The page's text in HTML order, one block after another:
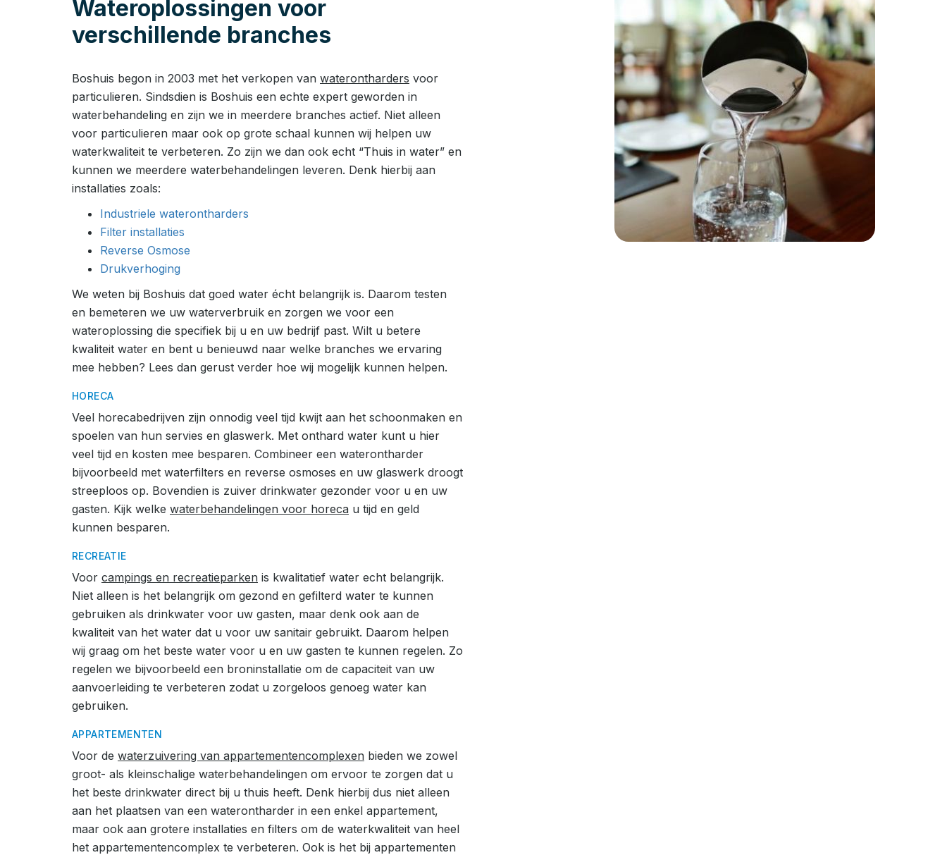
Wateroplossingen voor
verschillende branches
Boshuis begon in 2003 met het verkopen van waterontharders voor
particulieren. Sindsdien is Boshuis een echte expert geworden in
waterbehandeling en zijn we in meerdere branches actief. Niet alleen
voor particulieren maar ook op grote schaal kunnen wij helpen uw
waterkwaliteit te verbeteren. Zo zijn we dan ook echt “Thuis in water” en
kunnen we meerdere waterbehandelingen leveren. Denk hierbij aan
installaties zoals:
Industriele waterontharders
Filter installaties
Reverse Osmose
Drukverhoging
We weten bij Boshuis dat goed water écht belangrijk is. Daarom testen
en bemeteren we uw waterverbruik en zorgen we voor een
wateroplossing die specifiek bij u en uw bedrijf past. Wilt u betere
kwaliteit water en bent u benieuwd naar welke branches we ervaring
mee hebben? Lees dan gerust verder hoe wij mogelijk kunnen helpen.
HORECA
Veel horecabedrijven zijn onnodig veel tijd kwijt aan het schoonmaken en
spoelen van hun servies en glaswerk. Met onthard water kunt u hier
veel tijd en kosten mee besparen. Combineer een waterontharder
bijvoorbeeld met waterfilters en reverse osmoses en uw glaswerk droogt
streeploos op. Bovendien is zuiver drinkwater gezonder voor u en uw
gasten. Kijk welke waterbehandelingen voor horeca u tijd en geld
kunnen besparen.
RECREATIE
Voor campings en recreatieparken is kwalitatief water echt belangrijk.
Niet alleen is het belangrijk om gezond en gefilterd water te kunnen
gebruiken als drinkwater voor uw gasten, maar denk ook aan de
kwaliteit van het water dat u voor uw sanitair gebruikt. Daarom helpen
wij graag om het beste water voor u en uw gasten te kunnen regelen. Zo
regelen we bijvoorbeeld een broninstallatie om de capaciteit van uw
aanvoerleiding te verbeteren zodat u zorgeloos genoeg water kan
gebruiken.
APPARTEMENTEN
Voor de waterzuivering van appartementencomplexen bieden we zowel
groot- als kleinschalige waterbehandelingen om ervoor te zorgen dat u
het beste drinkwater direct bij u thuis heeft. Denk hierbij dus niet alleen
aan het plaatsen van een waterontharder in een enkel appartement,
maar ook aan grotere installaties en filters om de waterkwaliteit van heel
het appartementencomplex te verbeteren. Ook is het bij appartementen